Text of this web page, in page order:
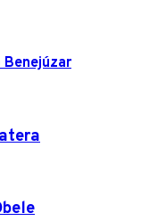
Benejúzar